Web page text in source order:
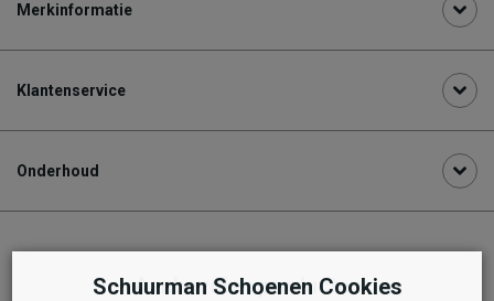
Merkinformatie
Klantenservice
Onderhoud
Aanbevolen producten
Schuurman Schoenen Cookies